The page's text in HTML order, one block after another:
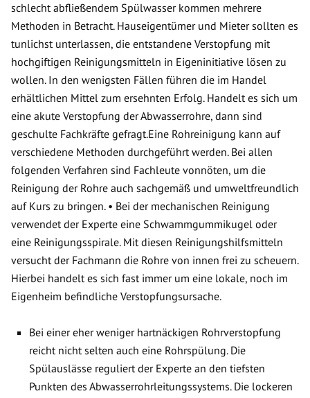
schlecht abfließendem Spülwasser kommen mehrere
Methoden in Betracht. Hauseigentümer und Mieter sollten es
tunlichst unterlassen, die entstandene Verstopfung mit
hochgiftigen Reinigungsmitteln in Eigeninitiative lösen zu
wollen. In den wenigsten Fällen führen die im Handel
erhältlichen Mittel zum ersehnten Erfolg. Handelt es sich um
eine akute Verstopfung der Abwasserrohre, dann sind
geschulte Fachkräfte gefragt.Eine Rohreinigung kann auf
verschiedene Methoden durchgeführt werden. Bei allen
folgenden Verfahren sind Fachleute vonnöten, um die
Reinigung der Rohre auch sachgemäß und umweltfreundlich
auf Kurs zu bringen. • Bei der mechanischen Reinigung
verwendet der Experte eine Schwammgummikugel oder
eine Reinigungsspirale. Mit diesen Reinigungshilfsmitteln
versucht der Fachmann die Rohre von innen frei zu scheuern.
Hierbei handelt es sich fast immer um eine lokale, noch im
Eigenheim befindliche Verstopfungsursache.
Bei einer eher weniger hartnäckigen Rohrverstopfung
reicht nicht selten auch eine Rohrspülung. Die
Spülauslässe reguliert der Experte an den tiefsten
Punkten des Abwasserrohrleitungssystems. Die lockeren